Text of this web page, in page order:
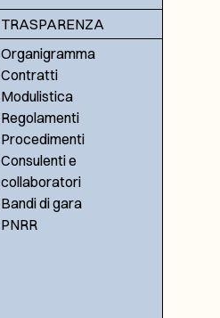
TRASPARENZA
Organigramma
Contratti
Modulistica
Regolamenti
Procedimenti
Consulenti e
collaboratori
Bandi di gara
PNRR